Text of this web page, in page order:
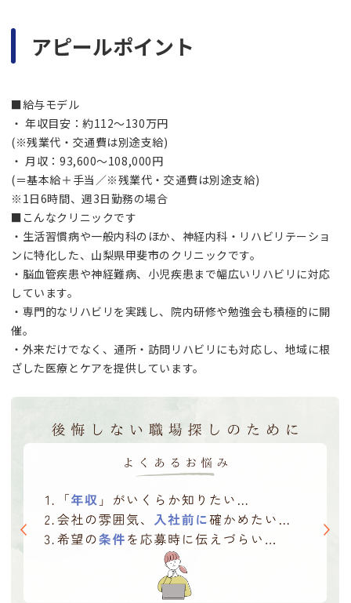
アピールポイント
■給与モデル
・ 年収目安：約112～130万円
(※残業代・交通費は別途支給)
・ 月収：93,600～108,000円
(＝基本給＋手当／※残業代・交通費は別途支給)
※1日6時間、週3日勤務の場合
■こんなクリニックです
・生活習慣病や一般内科のほか、神経内科・リハビリテーショ
ンに特化した、山梨県甲斐市のクリニックです。
・脳血管疾患や神経難病、小児疾患まで幅広いリハビリに対応
しています。
・専門的なリハビリを実践し、院内研修や勉強会も積極的に開
催。
・外来だけでなく、通所・訪問リハビリにも対応し、地域に根
ざした医療とケアを提供しています。